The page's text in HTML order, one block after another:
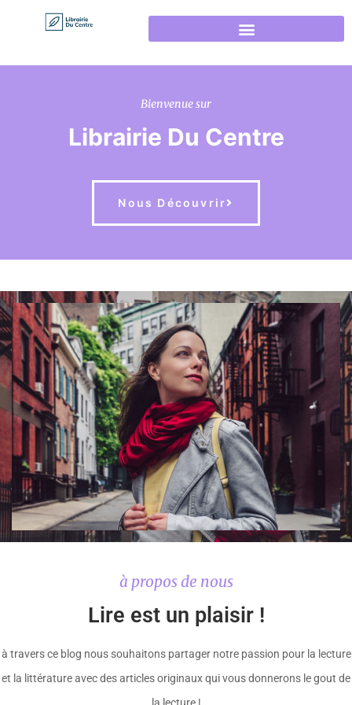
Bienvenue sur
Librairie Du Centre
Nous Découvrir
à propos de nous
Lire est un plaisir !
à travers ce blog nous souhaitons partager notre passion pour la lecture
et la littérature avec des articles originaux qui vous donnerons le gout de